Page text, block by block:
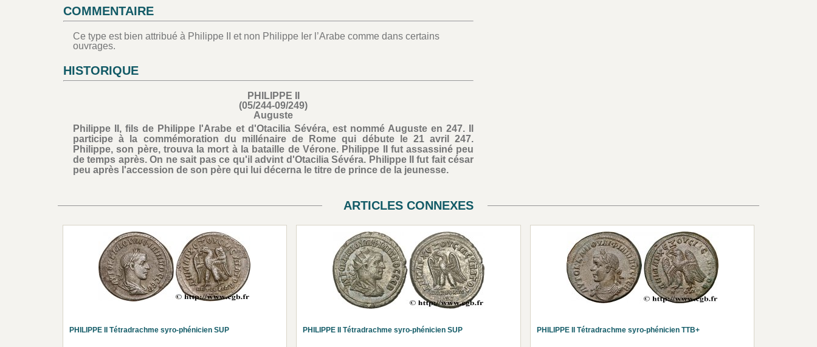
COMMENTAIRE
Ce type est bien attribué à Philippe II et non Philippe Ier l’Arabe comme dans certains
ouvrages.
HISTORIQUE
PHILIPPE II
(05/244-09/249)
Auguste
Philippe II, fils de Philippe l'Arabe et d'Otacilia Sévéra, est nommé Auguste en 247. Il
participe à la commémoration du millénaire de Rome qui débute le 21 avril 247.
Philippe, son père, trouva la mort à la bataille de Vérone. Philippe II fut assassiné peu
de temps après. On ne sait pas ce qu'il advint d'Otacilia Sévéra. Philippe II fut fait césar
peu après l'accession de son père qui lui décerna le titre de prince de la jeunesse.
ARTICLES CONNEXES
PHILIPPE II Tétradrachme syro-phénicien SUP PHILIPPE II Tétradrachme syro-phénicien SUP PHILIPPE II Tétradrachme syro-phénicien TTB+